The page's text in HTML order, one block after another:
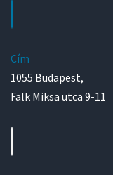
Cím
1055 Budapest,
Falk Miksa utca 9-11